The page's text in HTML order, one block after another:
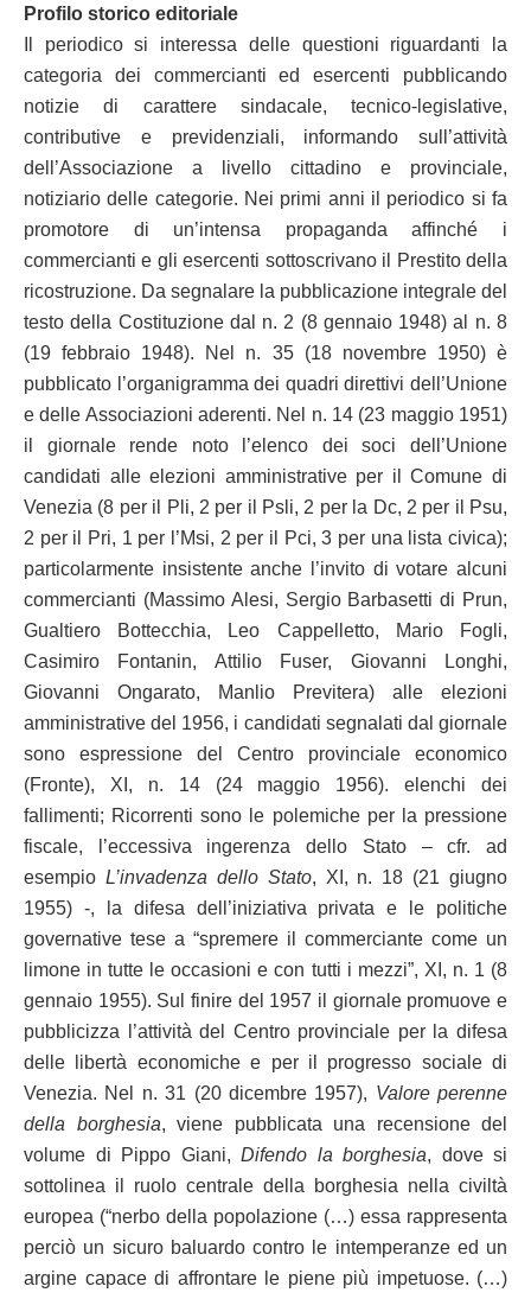
Profilo storico editoriale
Il periodico si interessa delle questioni riguardanti la
categoria dei commercianti ed esercenti pubblicando
notizie di carattere sindacale, tecnico-legislative,
contributive e previdenziali, informando sull’attività
dell’Associazione a livello cittadino e provinciale,
notiziario delle categorie. Nei primi anni il periodico si fa
promotore di un’intensa propaganda affinché i
commercianti e gli esercenti sottoscrivano il Prestito della
ricostruzione. Da segnalare la pubblicazione integrale del
testo della Costituzione dal n. 2 (8 gennaio 1948) al n. 8
(19 febbraio 1948). Nel n. 35 (18 novembre 1950) è
pubblicato l’organigramma dei quadri direttivi dell’Unione
e delle Associazioni aderenti. Nel n. 14 (23 maggio 1951)
il giornale rende noto l’elenco dei soci dell’Unione
candidati alle elezioni amministrative per il Comune di
Venezia (8 per il Pli, 2 per il Psli, 2 per la Dc, 2 per il Psu,
2 per il Pri, 1 per l’Msi, 2 per il Pci, 3 per una lista civica);
particolarmente insistente anche l’invito di votare alcuni
commercianti (Massimo Alesi, Sergio Barbasetti di Prun,
Gualtiero Bottecchia, Leo Cappelletto, Mario Fogli,
Casimiro Fontanin, Attilio Fuser, Giovanni Longhi,
Giovanni Ongarato, Manlio Previtera) alle elezioni
amministrative del 1956, i candidati segnalati dal giornale
sono espressione del Centro provinciale economico
(Fronte), XI, n. 14 (24 maggio 1956). elenchi dei
fallimenti; Ricorrenti sono le polemiche per la pressione
fiscale, l’eccessiva ingerenza dello Stato – cfr. ad
esempio L’invadenza dello Stato, XI, n. 18 (21 giugno
1955) -, la difesa dell’iniziativa privata e le politiche
governative tese a “spremere il commerciante come un
limone in tutte le occasioni e con tutti i mezzi”, XI, n. 1 (8
gennaio 1955). Sul finire del 1957 il giornale promuove e
pubblicizza l’attività del Centro provinciale per la difesa
delle libertà economiche e per il progresso sociale di
Venezia. Nel n. 31 (20 dicembre 1957), Valore perenne
della borghesia, viene pubblicata una recensione del
volume di Pippo Giani, Difendo la borghesia, dove si
sottolinea il ruolo centrale della borghesia nella civiltà
europea (“nerbo della popolazione (…) essa rappresenta
perciò un sicuro baluardo contro le intemperanze ed un
argine capace di affrontare le piene più impetuose. (…)